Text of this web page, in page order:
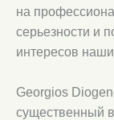
на
серьезности и
интересов
Georgios
существенный